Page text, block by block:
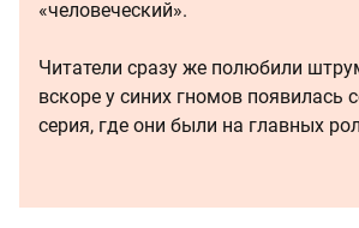
«человеческий».
Читатели сразу же полюбили
вскоре у синих гномов появилась
серия, где они были на главных